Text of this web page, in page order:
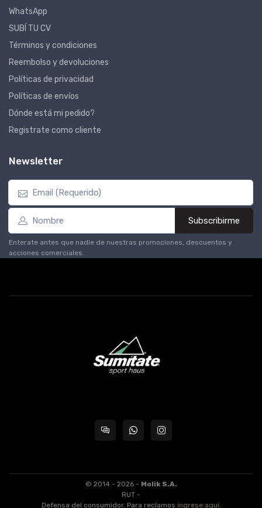
WhatsApp
SUBÍ TU CV
Términos y condiciones
Reembolso y devoluciones
Políticas de privacidad
Políticas de envíos
Dónde está mi pedido?
Registrate como cliente
Newsletter
Subscribirme
Enterate antes que nadie de nuestras promociones, descuentos y
acciones comerciales.
© 2014 - 2026 - Molik S.A.
RUT -
Defensa del consumidor. Para reclamos ingrese aquí.